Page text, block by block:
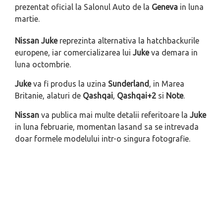
prezentat oficial la Salonul Auto de la Geneva in luna
martie.
Nissan Jukereprezinta alternativa la hatchbackurile
europene, iar comercializarea lui Jukeva demara in
luna octombrie.
Jukeva fi produs la uzina Sunderland , in Marea
Britanie, alaturi de Qashqai, Qashqai+2 si Note.
Nissan va publica mai multe detalii referitoare la Juke
in luna februarie, momentan lasand sa se intrevada
doar formele modelului intr-o singura fotografie.